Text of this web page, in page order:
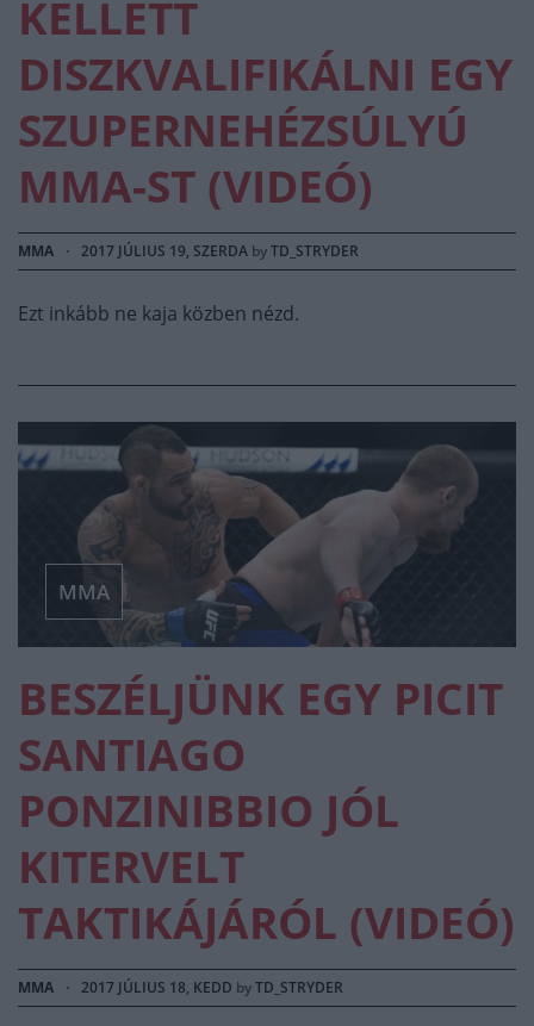
KELLETT
DISZKVALIFIKÁLNI EGY
SZUPERNEHÉZSÚLYÚ
MMA-ST (VIDEÓ)
MMA · 2017 JÚLIUS 19, SZERDA byTD_STRYDER
Ezt inkább ne kaja közben nézd.
MMA
BESZÉLJÜNK EGY PICIT
SANTIAGO
PONZINIBBIO JÓL
KITERVELT
TAKTIKÁJÁRÓL (VIDEÓ)
MMA · 2017 JÚLIUS 18, KEDD byTD_STRYDER